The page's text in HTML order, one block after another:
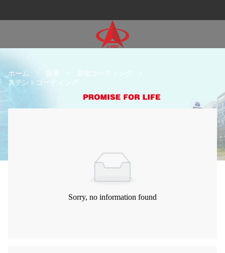
ホーム > 容量 薬物コーティング
ステントコーティング
Sorry, no information found